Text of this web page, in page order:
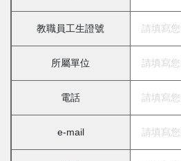
管理者登入
教職員工生證號
所屬單位
電話
e-mail